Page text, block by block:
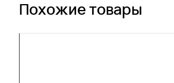
Похожие товары